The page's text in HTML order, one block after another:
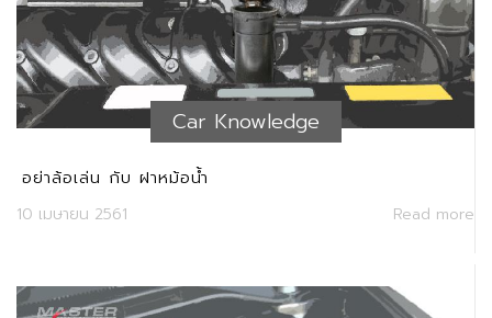
Car Knowledge
อย่าล้อเล่น กับ ฝาหม้อน้ำ
10 เมษายน 2561 Read more